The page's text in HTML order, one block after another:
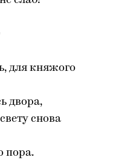
для княжого
двора,
снова
пора.